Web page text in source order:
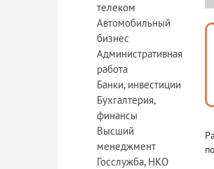
телеком
Автомобильный
бизнес
Административная
работа
Банки, инвестиции
Бухгалтерия,
финансы
Высший
менеджмент
Госслужба, НКО